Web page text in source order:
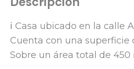
ℹ️ Casa ubicado en la calle
Cuenta con una superficie
Sobre un área total de 450